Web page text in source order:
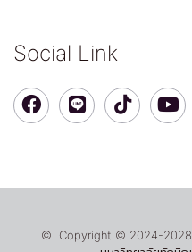
Social Link
© Copyright © 2024-2028